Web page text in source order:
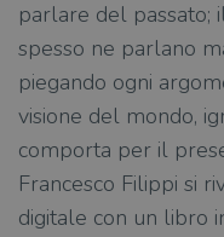
parlare del
spesso ne parlano
piegando ogni
visione del mondo,
comporta per il
Francesco Filippi si
digitale con un libro